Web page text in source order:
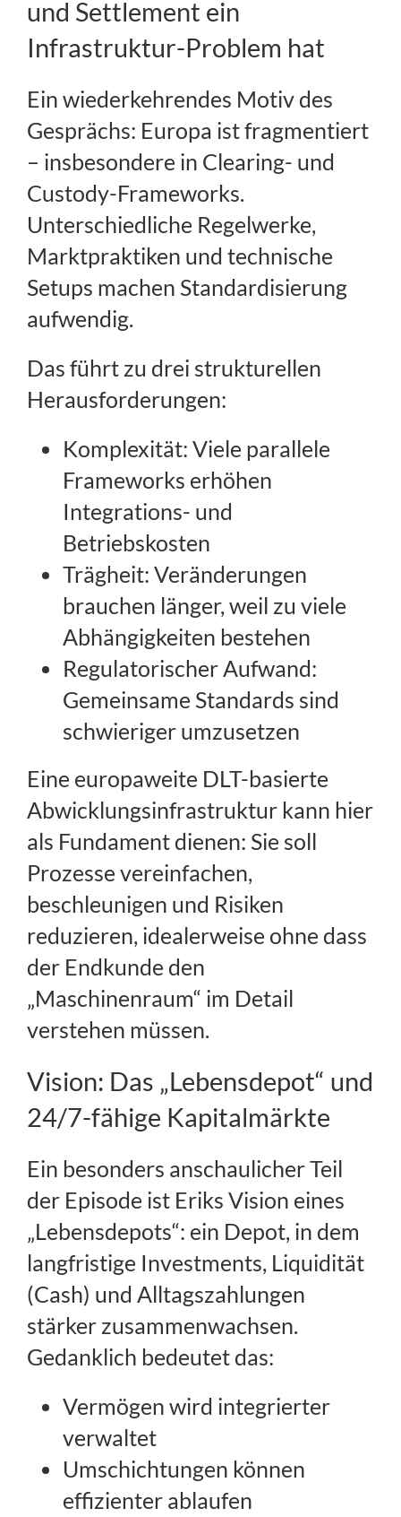
und Settlement ein
Infrastruktur-Problem hat
Ein wiederkehrendes Motiv des
Gesprächs: Europa ist fragmentiert
– insbesondere in Clearing- und
Custody-Frameworks.
Unterschiedliche Regelwerke,
Marktpraktiken und technische
Setups machen Standardisierung
aufwendig.
Das führt zu drei strukturellen
Herausforderungen:
Komplexität: Viele parallele
Frameworks erhöhen
Integrations- und
Betriebskosten
Trägheit: Veränderungen
brauchen länger, weil zu viele
Abhängigkeiten bestehen
Regulatorischer Aufwand:
Gemeinsame Standards sind
schwieriger umzusetzen
Eine europaweite DLT-basierte
Abwicklungsinfrastruktur kann hier
als Fundament dienen: Sie soll
Prozesse vereinfachen,
beschleunigen und Risiken
reduzieren, idealerweise ohne dass
der Endkunde den
„Maschinenraum“ im Detail
verstehen müssen.
Vision: Das „Lebensdepot“ und
24/7-fähige Kapitalmärkte
Ein besonders anschaulicher Teil
der Episode ist Eriks Vision eines
„Lebensdepots“: ein Depot, in dem
langfristige Investments, Liquidität
(Cash) und Alltagszahlungen
stärker zusammenwachsen.
Gedanklich bedeutet das:
Vermögen wird integrierter
verwaltet
Umschichtungen können
effizienter ablaufen